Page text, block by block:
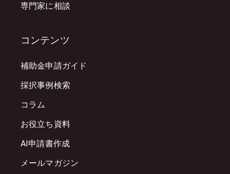
専門家に相談
コンテンツ
補助金申請ガイド
採択事例検索
コラム
お役立ち資料
AI申請書作成
メールマガジン